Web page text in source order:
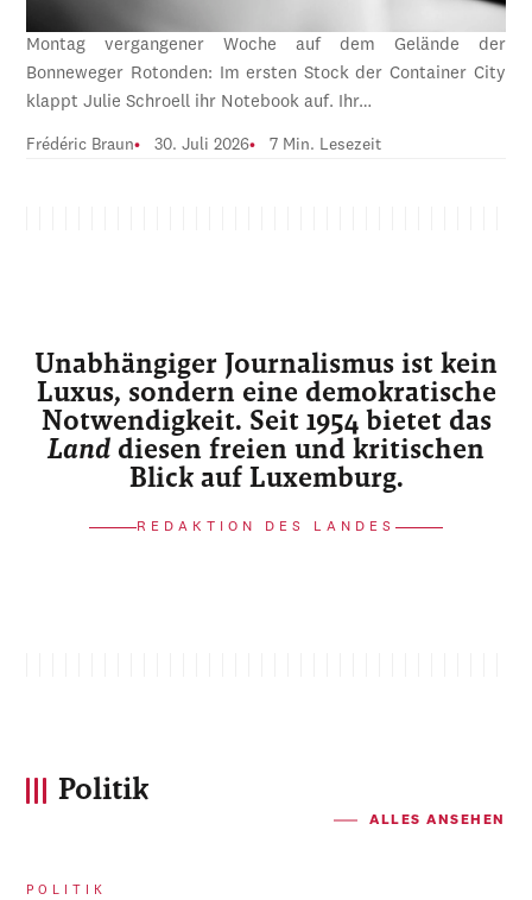
Montag vergangener Woche auf dem Gelände der
Bonneweger Rotonden: Im ersten Stock der Container City
klappt Julie Schroell ihr Notebook auf. Ihr…
Frédéric Braun 30. Juli 2026 7 Min. Lesezeit
Unabhängiger Journalismus ist kein
Luxus, sondern eine demokratische
Notwendigkeit. Seit 1954 bietet das
Land diesen freien und kritischen
Blick auf Luxemburg.
REDAKTION DES LANDES
Politik
ALLES ANSEHEN
POLITIK